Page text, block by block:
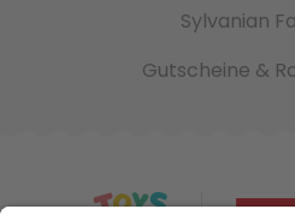
Sylvanian
Gutscheine &